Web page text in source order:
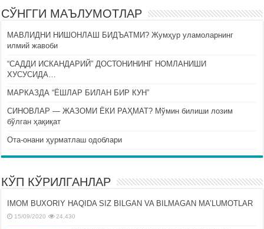
СЎНГГИ МАЪЛУМОТЛАР
МАВЛИДНИ НИШОНЛАШ БИДЪАТМИ? Жумҳур уламоларнинг
илмий жавоби
“САДДИ ИСКАНДАРИЙ” ДОСТОНИНИНГ НОМЛАНИШИ
ХУСУСИДА…
МАРКАЗДА “ЁШЛАР БИЛАН БИР КУН”
СИНОВЛАР — ЖАЗОМИ ЁКИ РАҲМАТ? Мўмин билиши лозим
бўлган ҳақиқат
Ота-онани ҳурматлаш одоблари
КЎП КЎРИЛГАНЛАР
IMOM BUXORIY HAQIDA SIZ BILGAN VA BILMAGAN MA’LUMOTLAR
15/09/2020 24,430